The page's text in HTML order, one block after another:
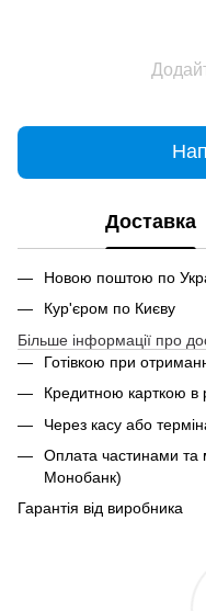
Доставка
Новою поштою по
Кур'єром по Києву
Більше інформації про
Готівкою при
Кредитною карткою в
Через касу або
Оплата частинами та
Монобанк)
Гарантія від виробника